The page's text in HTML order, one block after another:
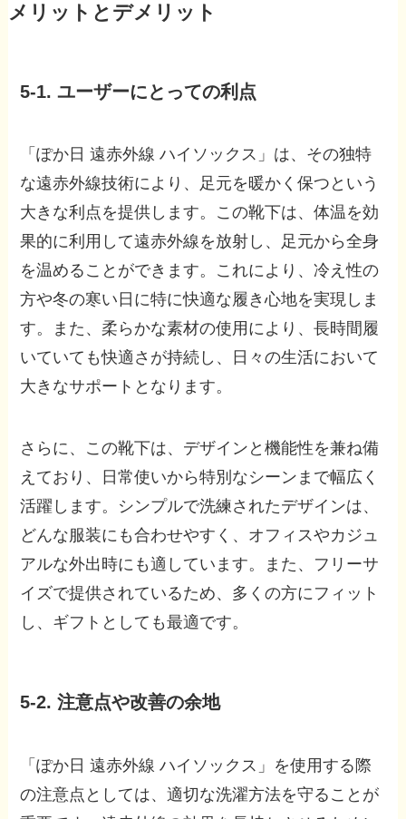
メリットとデメリット
5-1. ユーザーにとっての利点
「ぽか日 遠赤外線 ハイソックス」は、その独特
な遠赤外線技術により、足元を暖かく保つという
大きな利点を提供します。この靴下は、体温を効
果的に利用して遠赤外線を放射し、足元から全身
を温めることができます。これにより、冷え性の
方や冬の寒い日に特に快適な履き心地を実現しま
す。また、柔らかな素材の使用により、長時間履
いていても快適さが持続し、日々の生活において
大きなサポートとなります。
さらに、この靴下は、デザインと機能性を兼ね備
えており、日常使いから特別なシーンまで幅広く
活躍します。シンプルで洗練されたデザインは、
どんな服装にも合わせやすく、オフィスやカジュ
アルな外出時にも適しています。また、フリーサ
イズで提供されているため、多くの方にフィット
し、ギフトとしても最適です。
5-2. 注意点や改善の余地
「ぽか日 遠赤外線 ハイソックス」を使用する際
の注意点としては、適切な洗濯方法を守ることが